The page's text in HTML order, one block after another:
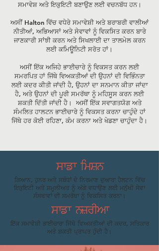
ਸਮਾਵੇਸ਼ ਅਤੇ ਇਕੁਇਟੀ ਬਣਾਉਣ ਲਈ ਵਚਨਬੱਧ ਹਨ।
ਅਸੀਂ Halton ਵਿੱਚ ਵਧੇਰੇ ਸਮਾਵੇਸ਼ੀ ਅਤੇ ਬਰਾਬਰੀ ਵਾਲੀਆਂ
ਨੀਤੀਆਂ, ਅਭਿਆਸਾਂ ਅਤੇ ਸੇਵਾਵਾਂ ਨੂੰ ਵਿਕਸਿਤ ਕਰਨ ਬਾਰੇ
ਜਾਣਕਾਰੀ ਸਾਂਝੀ ਕਰਨ ਅਤੇ ਸਿਖਲਾਈ ਦਾ ਤਾਲਮੇਲ ਕਰਨ
ਲਈ ਕਮਿਊਨਿਟੀ ਸਰੋਤ ਹਾਂ।
ਅਸੀਂ ਇੱਕ ਅਜਿਹੇ ਭਾਈਚਾਰੇ ਨੂੰ ਵਿਕਸਤ ਕਰਨ ਲਈ
ਸਮਰਪਿਤ ਹਾਂ ਜਿੱਥੇ ਵਿਅਕਤੀਆਂ ਦੀ ਉਹਨਾਂ ਦੀ ਵਿਭਿੰਨਤਾ
ਲਈ ਕਦਰ ਕੀਤੀ ਜਾਂਦੀ ਹੈ, ਉਹਨਾਂ ਦਾ ਸਨਮਾਨ ਕੀਤਾ ਜਾਂਦਾ
ਹੈ, ਅਤੇ ਉਹਨਾਂ ਦੀ ਪੂਰੀ ਸਮਰੱਥਾ ਨੂੰ ਮਹਿਸੂਸ ਕਰਨ ਲਈ
ਸ਼ਕਤੀ ਦਿੱਤੀ ਜਾਂਦੀ ਹੈ। ਅਸੀਂ ਇੱਕ ਸਵਾਗਤਯੋਗ ਅਤੇ
ਸੰਮਲਿਤ ਹਾਲਟਨ ਭਾਈਚਾਰੇ ਨੂੰ ਵਿਕਸਤ ਕਰਨਾ ਚਾਹੁੰਦੇ ਹਾਂ
ਜਿੱਥੇ ਹਰ ਕੋਈ ਰਹਿਣਾ, ਕੰਮ ਕਰਨਾ ਅਤੇ ਖੇਡਣਾ ਚਾਹੁੰਦਾ ਹੈ।
ਸਾਡਾ ਮਿਸ਼ਨ
ਗਿਆਨ, ਹੁਨਰ ਅਤੇ ਸਬੰਧਾਂ ਦੇ ਨਿਰਮਾਣ ਦੁਆਰਾ ਹੈਲਟਨ ਵਿੱਚ
ਇਕੁਇਟੀ ਅਤੇ ਸ਼ਮੂਲੀਅਤ ਨੂੰ ਅੱਗੇ ਵਧਾਉਣ ਲਈ ਮਨੁੱਖੀ ਸੇਵਾ
ਸੰਸਥਾਵਾਂ ਦੀ ਸਮਰੱਥਾ ਨੂੰ ਵਿਕਸਿਤ ਕਰਨਾ।
ਸਾਡਾ ਨਜ਼ਰੀਆ
ਇੱਕ ਸਮਾਵੇਸ਼ੀ ਭਾਈਚਾਰਾ ਜਿੱਥੇ ਵਿਅਕਤੀਆਂ ਦੀ ਕਦਰ, ਸਤਿਕਾਰ
ਅਤੇ ਸ਼ਕਤੀ ਪ੍ਰਾਪਤ ਹੁੰਦੀ ਹੈ।